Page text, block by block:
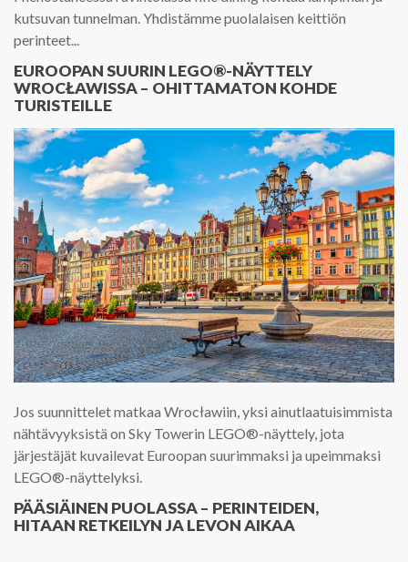
kutsuvan tunnelman. Yhdistämme puolalaisen keittiön
perinteet...
EUROOPAN SUURIN LEGO®-NÄYTTELY
WROCŁAWISSA – OHITTAMATON KOHDE
TURISTEILLE
Jos suunnittelet matkaa Wrocławiin, yksi ainutlaatuisimmista
nähtävyyksistä on Sky Towerin LEGO®-näyttely, jota
järjestäjät kuvailevat Euroopan suurimmaksi ja upeimmaksi
LEGO®-näyttelyksi.
PÄÄSIÄINEN PUOLASSA – PERINTEIDEN,
HITAAN RETKEILYN JA LEVON AIKAA